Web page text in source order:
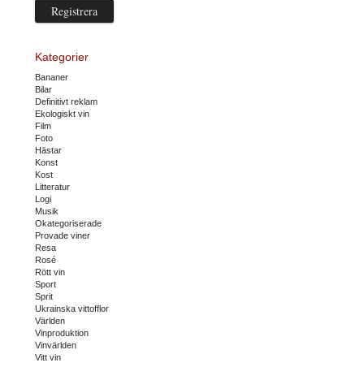
Kategorier
Bananer
Bilar
Definitivt reklam
Ekologiskt vin
Film
Foto
Hästar
Konst
Kost
Litteratur
Logi
Musik
Okategoriserade
Provade viner
Resa
Rosé
Rött vin
Sport
Sprit
Ukrainska vittofflor
Världen
Vinproduktion
Vinvärlden
Vitt vin